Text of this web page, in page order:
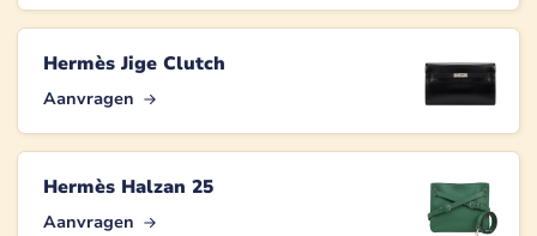
Hermès Jige Clutch
Aanvragen
Hermès Halzan 25
Aanvragen